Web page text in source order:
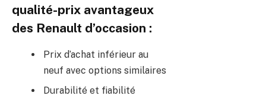
qualité-prix avantageux
des Renault d’occasion :
Prix d’achat inférieur au
neuf avec options similaires
Durabilité et fiabilité